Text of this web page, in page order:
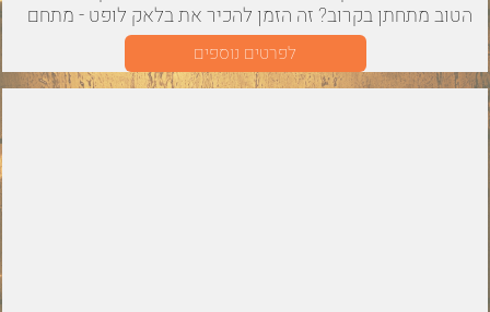
הטוב מתחתן בקרוב? זה הזמן להכיר את בלאק לופט - מתחם
לופט איכותי ויוקרתי, בשטח של כ180 מטר. Black
איש, לרבות מסיבות רווקים.
לפרטים נוספים